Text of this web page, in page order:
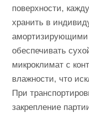
поверхности,
хранить в
обеспечивать
микроклимат с
влажности, что
При
закрепление